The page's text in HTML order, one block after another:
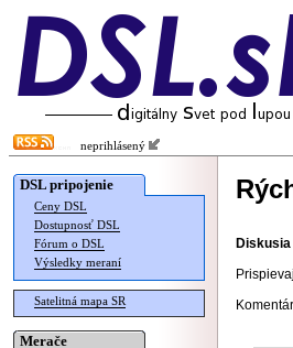
neprihlásený
DSL pripojenie
Ceny DSL
Dostupnosť DSL
Fórum o DSL
Výsledky meraní
Satelitná mapa SR
Merače